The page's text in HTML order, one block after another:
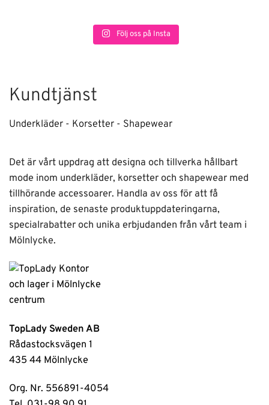
Följ oss på Insta
Kundtjänst
Underkläder - Korsetter - Shapewear
Det är vårt uppdrag att designa och tillverka hållbart
mode inom underkläder, korsetter och shapewear med
tillhörande accessoarer. Handla av oss för att få
inspiration, de senaste produktuppdateringarna,
specialrabatter och unika erbjudanden från vårt team i
Mölnlycke.
TopLady Sweden AB
Rådastocksvägen 1
435 44 Mölnlycke
Org. Nr. 556891-4054